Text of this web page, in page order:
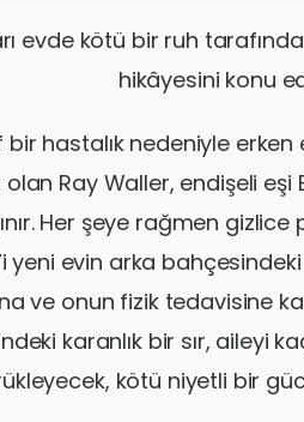
evde kötü bir ruh
hikâyesini konu
hastalık nedeniyle
Ray Waller, endişeli eşi
Her şeye rağmen
yeni evin arka
ve onun fizik tedavisine
karanlık bir sır, aileyi
kötü niyetli bir